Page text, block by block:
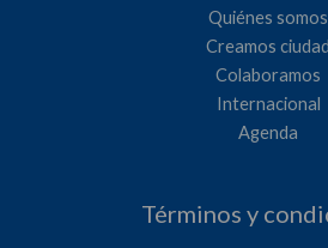
Quiénes somos
Creamos ciudad
Colaboramos
Internacional
Agenda
Términos y